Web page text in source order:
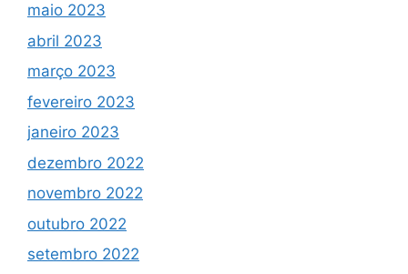
maio 2023
abril 2023
março 2023
fevereiro 2023
janeiro 2023
dezembro 2022
novembro 2022
outubro 2022
setembro 2022